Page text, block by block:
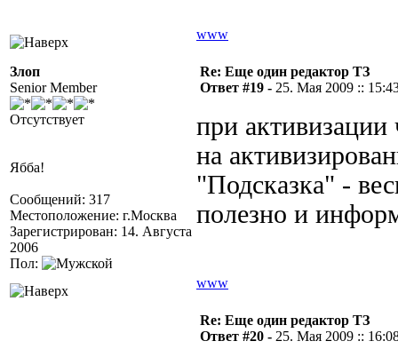
www
Злоп
Senior Member
Отсутствует
Ябба!
Сообщений: 317
Местоположение: г.Москва
Зарегистрирован: 14. Августа
2006
Пол:
Re: Еще один редактор ТЗ
Ответ #19 - 25. Мая 2009 ::
при
на
"Подсказка" -
полезно и
www
Re: Еще один редактор ТЗ
Ответ #20 - 25. Мая 2009 ::